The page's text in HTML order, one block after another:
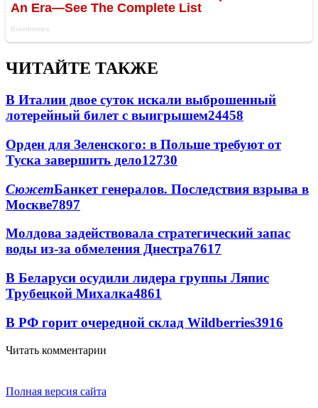
ЧИТАЙТЕ ТАКЖЕ
В Италии двое суток искали выброшенный
лотерейный билет с выигрышем24458
Орден для Зеленского: в Польше требуют от
Туска завершить дело12730
СюжетБанкет генералов. Последствия взрыва в
Москве7897
Молдова задействовала стратегический запас
воды из-за обмеления Днестра7617
В Беларуси осудили лидера группы Ляпис
Трубецкой Михалка4861
В РФ горит очередной склад Wildberries3916
Читать комментарии
Полная версия сайта